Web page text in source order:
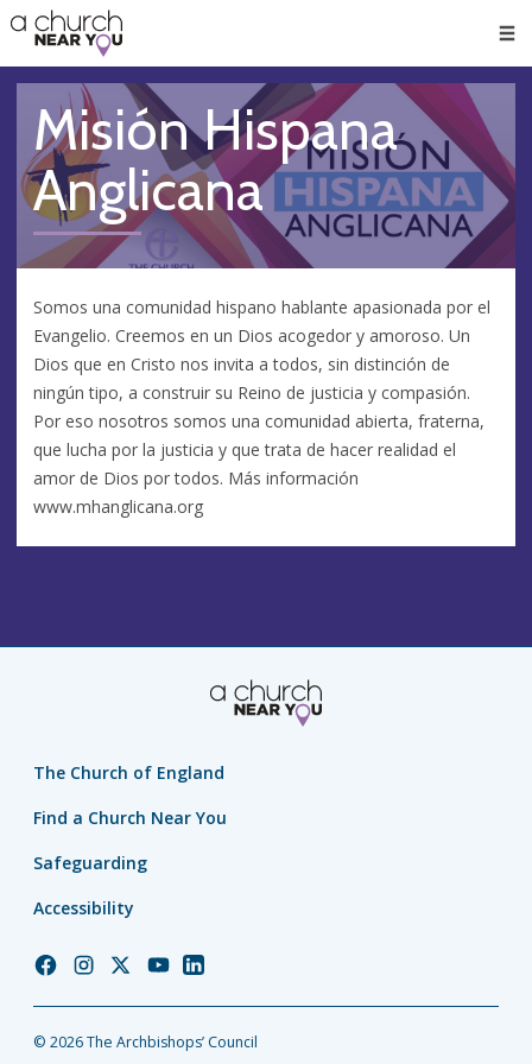
👏
😇
❤️
🥧
👋
Misión Hispana
Anglicana
Somos una comunidad hispano hablante apasionada por el
Evangelio. Creemos en un Dios acogedor y amoroso. Un
Dios que en Cristo nos invita a todos, sin distinción de
ningún tipo, a construir su Reino de justicia y compasión.
Por eso nosotros somos una comunidad abierta, fraterna,
que lucha por la justicia y que trata de hacer realidad el
amor de Dios por todos. Más información
www.mhanglicana.org
The Church of England
Find a Church Near You
Safeguarding
Accessibility
Church
Facebook
Church
Instagram
Church
Twitter
Church
YouTube
Church
LinkedIn
© 2026 The Archbishops’ Council